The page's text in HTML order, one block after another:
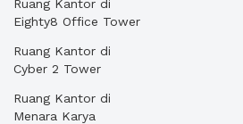
Ruang Kantor di
Eighty8 Office Tower
Ruang Kantor di
Cyber 2 Tower
Ruang Kantor di
Menara Karya